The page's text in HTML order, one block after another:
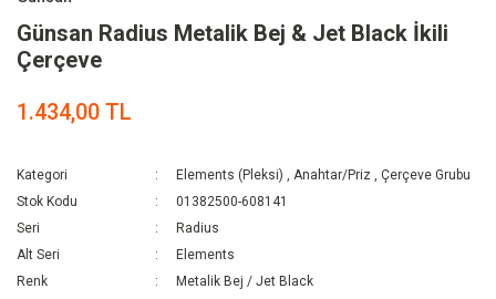
Günsan Radius Metalik Bej & Jet Black İkili
Çerçeve
1.434,00 TL
Kategori Elements (Pleksi) ,Anahtar/Priz ,Çerçeve Grubu
Stok Kodu
01382500-608141
Seri
Radius
Alt Seri
Elements
Renk
Metalik Bej / Jet Black